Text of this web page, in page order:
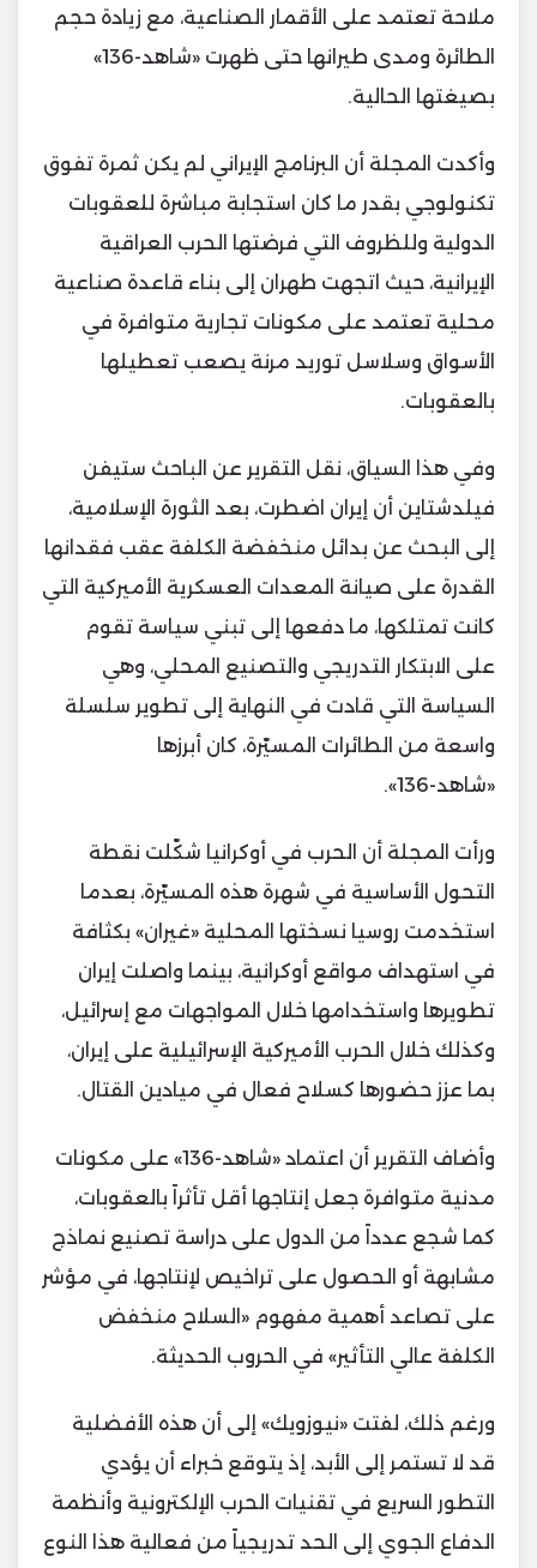
ملاحة تعتمد على الأقمار الصناعية، مع زيادة حجم
الطائرة ومدى طيرانها حتى ظهرت «شاهد-136»
بصيغتها الحالية.
وأكدت المجلة أن البرنامج الإيراني لم يكن ثمرة تفوق
تكنولوجي بقدر ما كان استجابة مباشرة للعقوبات
الدولية وللظروف التي فرضتها الحرب العراقية
الإيرانية، حيث اتجهت طهران إلى بناء قاعدة صناعية
محلية تعتمد على مكونات تجارية متوافرة في
الأسواق وسلاسل توريد مرنة يصعب تعطيلها
بالعقوبات.
وفي هذا السياق، نقل التقرير عن الباحث ستيفن
فيلدشتاين أن إيران اضطرت، بعد الثورة الإسلامية،
إلى البحث عن بدائل منخفضة الكلفة عقب فقدانها
القدرة على صيانة المعدات العسكرية الأميركية التي
كانت تمتلكها، ما دفعها إلى تبني سياسة تقوم
على الابتكار التدريجي والتصنيع المحلي، وهي
السياسة التي قادت في النهاية إلى تطوير سلسلة
واسعة من الطائرات المسيّرة، كان أبرزها
«شاهد-136».
ورأت المجلة أن الحرب في أوكرانيا شكّلت نقطة
التحول الأساسية في شهرة هذه المسيّرة، بعدما
استخدمت روسيا نسختها المحلية «غيران» بكثافة
في استهداف مواقع أوكرانية، بينما واصلت إيران
تطويرها واستخدامها خلال المواجهات مع إسرائيل،
وكذلك خلال الحرب الأميركية الإسرائيلية على إيران،
بما عزز حضورها كسلاح فعال في ميادين القتال.
وأضاف التقرير أن اعتماد «شاهد-136» على مكونات
مدنية متوافرة جعل إنتاجها أقل تأثراً بالعقوبات،
كما شجع عدداً من الدول على دراسة تصنيع نماذج
مشابهة أو الحصول على تراخيص لإنتاجها، في مؤشر
على تصاعد أهمية مفهوم «السلاح منخفض
الكلفة عالي التأثير» في الحروب الحديثة.
ورغم ذلك، لفتت «نيوزويك» إلى أن هذه الأفضلية
قد لا تستمر إلى الأبد، إذ يتوقع خبراء أن يؤدي
التطور السريع في تقنيات الحرب الإلكترونية وأنظمة
الدفاع الجوي إلى الحد تدريجياً من فعالية هذا النوع